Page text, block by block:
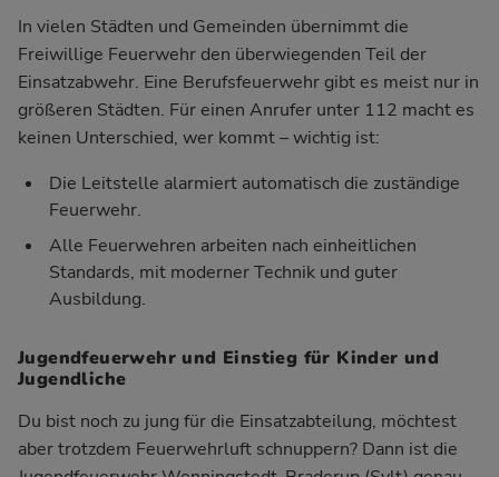
In vielen Städten und Gemeinden übernimmt die
Freiwillige Feuerwehr den überwiegenden Teil der
Einsatzabwehr. Eine Berufsfeuerwehr gibt es meist nur in
größeren Städten. Für einen Anrufer unter 112 macht es
keinen Unterschied, wer kommt – wichtig ist:
Die Leitstelle alarmiert automatisch die zuständige
Feuerwehr.
Alle Feuerwehren arbeiten nach einheitlichen
Standards, mit moderner Technik und guter
Ausbildung.
Jugendfeuerwehr und Einstieg für Kinder und
Jugendliche
Du bist noch zu jung für die Einsatzabteilung, möchtest
aber trotzdem Feuerwehrluft schnuppern? Dann ist die